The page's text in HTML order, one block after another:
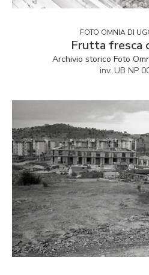
FOTO OMNIA DI
Frutta fresca
Archivio storico Foto
inv. UB NP